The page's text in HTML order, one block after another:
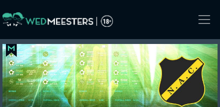
to
content